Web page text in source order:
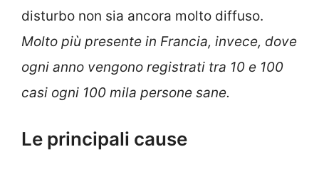
disturbo non sia ancora molto diffuso.
Molto più presente in Francia, invece, dove
ogni anno vengono registrati tra 10 e 100
casi ogni 100 mila persone sane.
Le principali cause